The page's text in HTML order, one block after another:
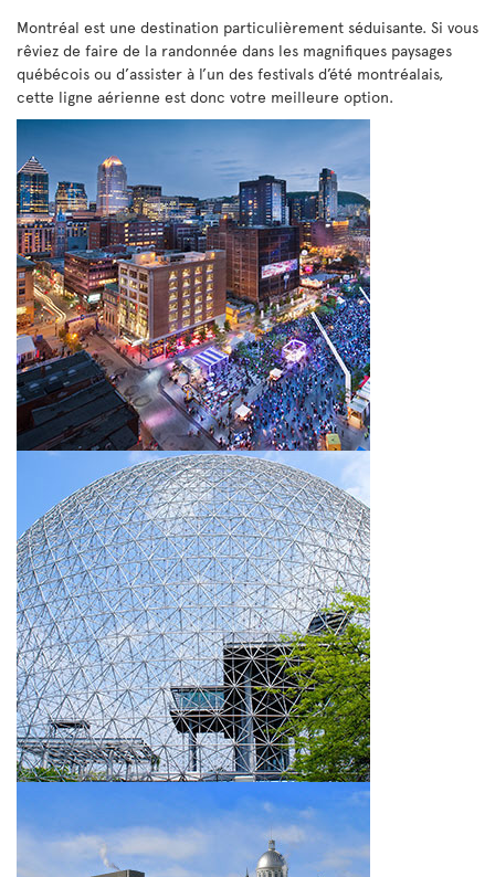
Montréal est une destination particulièrement séduisante. Si vous
rêviez de faire de la randonnée dans les magnifiques paysages
québécois ou d’assister à l’un des festivals d’été montréalais,
cette ligne aérienne est donc votre meilleure option.